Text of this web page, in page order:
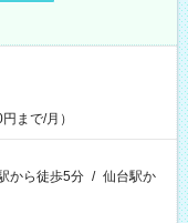
まで/月）
から徒歩5分 / 仙台駅か